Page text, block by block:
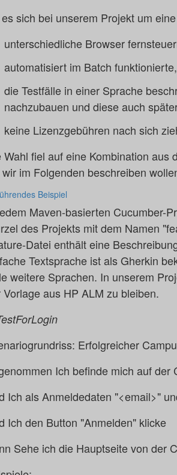
sich bei unserem Projekt um
unterschiedliche Browser
automatisiert im Batch funktionierte,
die Testfälle in einer Sprache
nachzubauen und diese auch
keine Lizenzgebühren nach sich
Wahl fiel auf eine Kombination
im Folgenden beschreiben
Beispiel
Maven-basierten Cucumber-
des Projekts mit dem Namen
Datei enthält eine
Textsprache ist als Gherkin
weitere Sprachen. In unserem
Vorlage aus HP ALM zu bleiben.
Erfolgreicher
Ich befinde mich auf der
Ich als Anmeldedaten "<email>"
Ich den Button "Anmelden" klicke
Sehe ich die Hauptseite von der